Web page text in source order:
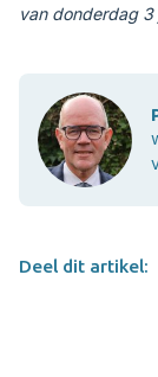
van donderdag 3
Deel dit artikel: